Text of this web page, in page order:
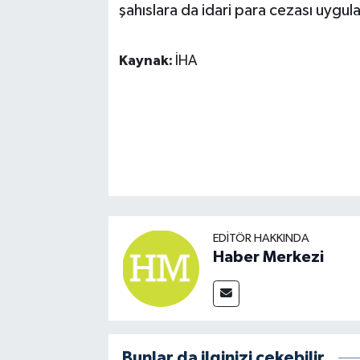
şahıslara da idari para cezası
Kaynak: İHA
EDITÖR HAKKINDA
Haber Merkezi